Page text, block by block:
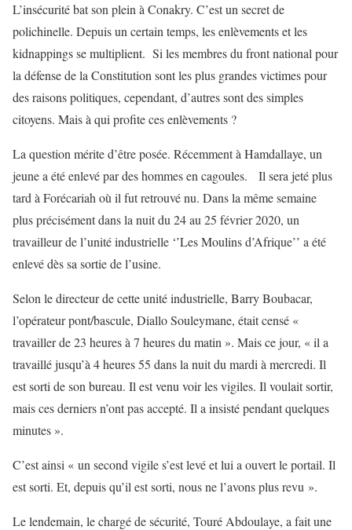
L’insécurité bat son plein à Conakry. C’est un secret de
polichinelle. Depuis un certain temps, les enlèvements et les
kidnappings se multiplient. Si les membres du front national pour
la défense de la Constitution sont les plus grandes victimes pour
des raisons politiques, cependant, d’autres sont des simples
citoyens. Mais à qui profite ces enlèvements ?
La question mérite d’être posée. Récemment à Hamdallaye, un
jeune a été enlevé par des hommes en cagoules. Il sera jeté plus
tard à Forécariah où il fut retrouvé nu. Dans la même semaine
plus précisément dans la nuit du 24 au 25 février 2020, un
travailleur de l’unité industrielle ‘’Les Moulins d’Afrique’’ a été
enlevé dès sa sortie de l’usine.
Selon le directeur de cette unité industrielle, Barry Boubacar,
l’opérateur pont/bascule, Diallo Souleymane, était censé «
travailler de 23 heures à 7 heures du matin ». Mais ce jour, « il a
travaillé jusqu’à 4 heures 55 dans la nuit du mardi à mercredi. Il
est sorti de son bureau. Il est venu voir les vigiles. Il voulait sortir,
mais ces derniers n’ont pas accepté. Il a insisté pendant quelques
minutes ».
C’est ainsi « un second vigile s’est levé et lui a ouvert le portail. Il
est sorti. Et, depuis qu’il est sorti, nous ne l’avons plus revu ».
Le lendemain, le chargé de sécurité, Touré Abdoulaye, a fait une